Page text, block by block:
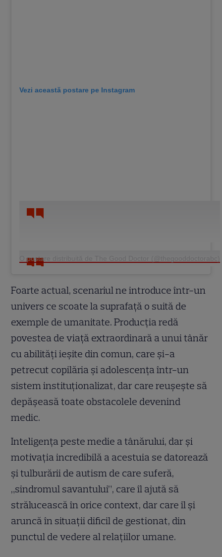
Vezi această postare pe Instagram
O postare distribuită de The Good Doctor (@thegooddoctorabc)
Foarte actual, scenariul ne introduce într-un
univers ce scoate la suprafață o suită de
exemple de umanitate. Producția redă
povestea de viață extraordinară a unui tânăr
cu abilități ieșite din comun, care și-a
petrecut copilăria și adolescența într-un
sistem instituționalizat, dar care reușește să
depășeasă toate obstacolele devenind
medic.
Inteligența peste medie a tânărului, dar și
motivația incredibilă a acestuia se datorează
și tulburării de autism de care suferă,
„sindromul savantului”, care îl ajută să
strălucească în orice context, dar care îl și
aruncă în situații dificil de gestionat, din
punctul de vedere al relațiilor umane.